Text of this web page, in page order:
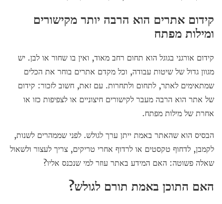
קידום אתרים הוא הרבה יותר מקישורים
ומילות מפתח
קידום אורגני בגוגל הוא תחום רחב מאוד, ואין בו שחור או לבן. יש
מגוון גדול של שיטות עבודה, וכל מקדם אתרים בוחר את הכלים
שמתאימים לאתר, לתחום ולתחרות. עם זאת, חשוב לזכור: קידום
של אתר הוא הרבה מעבר לקישורים חיצוניים או לצפיפות כזו או
אחרת של מילות מפתח.
הבסיס הוא שהאתר באמת ייתן ערך לגולש. לפני שממהרים לשנות,
לקמבן, לדחוף טקסטים או לרדוף אחרי טריקים, צריך לעצור ולשאול
שאלה פשוטה: האם המידע באתר עוזר למי שנכנס אליו?
האם התוכן באמת תורם לגולש?